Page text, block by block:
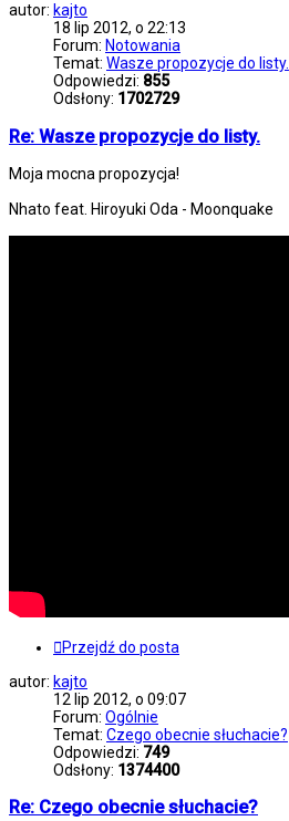
autor: kajto
18 lip 2012, o 22:13
Forum: Notowania
Temat: Wasze propozycje do listy.
Odpowiedzi: 855
Odsłony: 1702729
Re: Wasze propozycje do listy.
Moja mocna propozycja!
Nhato feat. Hiroyuki Oda - Moonquake
Przejdź do posta
autor: kajto
12 lip 2012, o 09:07
Forum: Ogólnie
Temat: Czego obecnie słuchacie?
Odpowiedzi: 749
Odsłony: 1374400
Re: Czego obecnie słuchacie?